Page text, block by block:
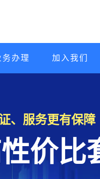
务办理 加入我们
、服务更有保障
价比